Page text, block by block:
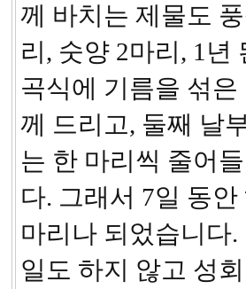
께 바치는 제물도
리, 숫양 2마리, 1년
곡식에 기름을 섞
께 드리고, 둘째 날
는 한 마리씩 줄어
다. 그래서 7일 동
마리나 되었습니다
일도 하지 않고 성